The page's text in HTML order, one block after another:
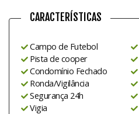
CARACTERÍSTICAS
Campo de Futebol
Pista de cooper
Condomínio Fechado
Ronda/Vigilância
Segurança 24h
Vigia